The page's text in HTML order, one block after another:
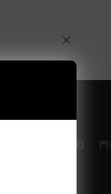
服務項目
×